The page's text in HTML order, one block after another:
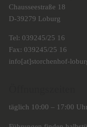
Chausseestraße 18
D-39279 Loburg
Tel: 039245/25 16
Fax: 039245/25 16
info[at]storchenhof-
täglich 10:00 – 17:00